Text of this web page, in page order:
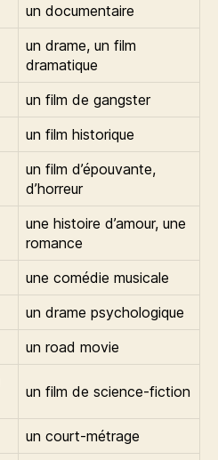
un documentaire
un drame, un film
dramatique
un film de gangster
un film historique
un film d’épouvante,
d’horreur
une histoire d’amour, une
romance
une comédie musicale
un drame psychologique
un road movie
un film de science-fiction
un court-métrage